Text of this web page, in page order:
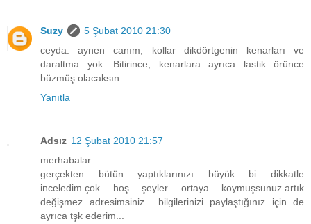
Suzy
5 Şubat 2010 21:30
ceyda: aynen canım, kollar dikdörtgenin kenarları ve
daraltma yok. Bitirince, kenarlara ayrıca lastik örünce
büzmüş olacaksın.
Yanıtla
Adsız 12 Şubat 2010 21:57
merhabalar...
gerçekten bütün yaptıklarınızı büyük bi dikkatle
inceledim.çok hoş şeyler ortaya koymuşsunuz.artık
değişmez adresimsiniz.....bilgilerinizi paylaştığınız için de
ayrıca tşk ederim...